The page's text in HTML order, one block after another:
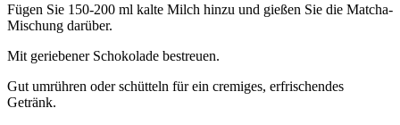
Fügen Sie 150-200 ml kalte Milch hinzu und gießen Sie die Matcha-
Mischung darüber.
Mit geriebener Schokolade bestreuen.
Gut umrühren oder schütteln für ein cremiges, erfrischendes
Getränk.